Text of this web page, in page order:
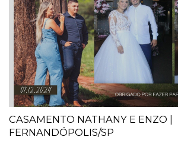
CASAMENTO NATHANY E ENZO |
FERNANDÓPOLIS/SP